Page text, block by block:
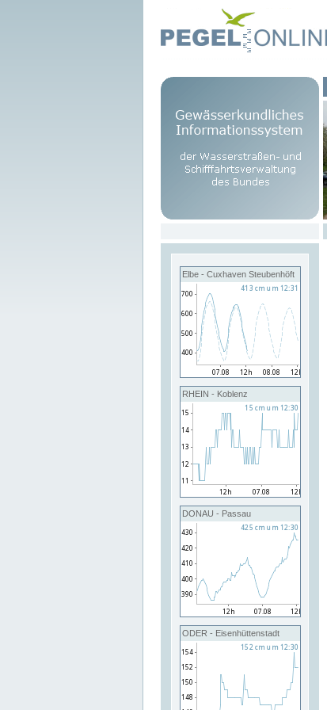
Elbe - Cuxhaven Steubenhöft
RHEIN - Koblenz
DONAU - Passau
ODER - Eisenhüttenstadt